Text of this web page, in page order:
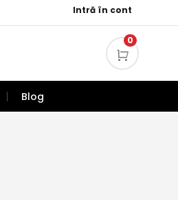
Intră în cont
0
Blog